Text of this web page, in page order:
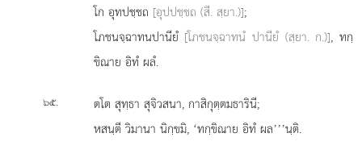
โก อุทปชฺชถ [อุปปชฺชถ (สี. สฺยา.)];
โภชนจฺฉาทนปานียํ [โภชนจฺฉาทนํ ปานียํ (สฺยา. ก.)], ทกฺ
ขิณาย อิทํ ผลํ.
๖๕.
ตโต สุทฺธา สุจิวสนา, กาสิกุตฺตมธารินี;
หสนฺตี วิมานา นิกฺขมิ, ‘ทกฺขิณาย อิทํ ผล’’’นฺติ.